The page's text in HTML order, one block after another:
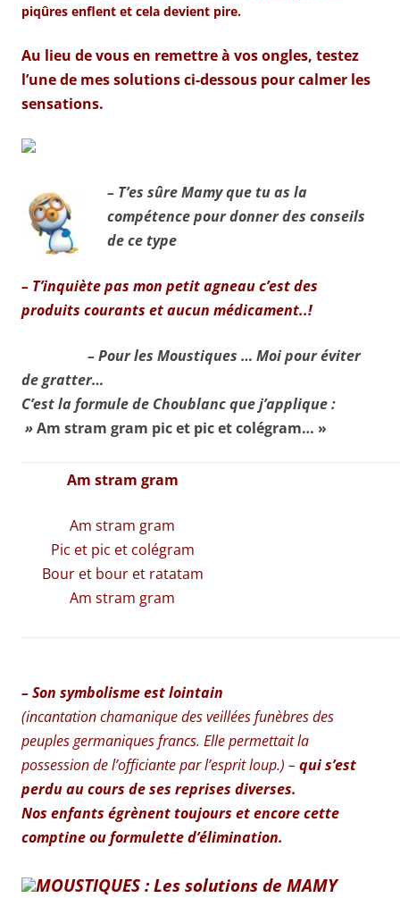
piqûres enflent et cela devient pire.
Au lieu de vous en remettre à vos ongles, testez
l’une de mes solutions ci-dessous pour calmer les
sensations.
– T’es sûre Mamy que tu as la
compétence pour donner des conseils
de ce type
– T’inquiète pas mon petit agneau c’est des
produits courants et aucun médicament..!
– Pour les Moustiques … Moi pour éviter
de gratter…
C’est la formule de Choublanc que j’applique :
»Am stram gram pic et pic et colégram… »
Am stram gram
Am stram gram
Pic et pic et colégram
Bour et bour et ratatam
Am stram gram
– Son symbolisme est lointain
(incantation chamanique des veillées funèbres des
peuples germaniques francs. Elle permettait la
possession de l’officiante par l’esprit loup.) – qui s’est
perdu au cours de ses reprises diverses.
Nos enfants égrènent toujours et encore cette
comptine ou formulette d’élimination.
MOUSTIQUES : Les solutions de MAMY